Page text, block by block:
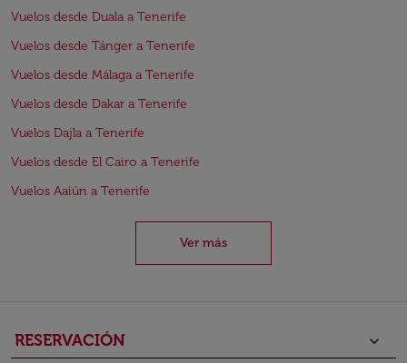
Vuelos desde Duala a Tenerife
Vuelos desde Tánger a Tenerife
Vuelos desde Málaga a Tenerife
Vuelos desde Dakar a Tenerife
Vuelos Dajla a Tenerife
Vuelos desde El Cairo a Tenerife
Vuelos Aaiún a Tenerife
Ver más
RESERVACIÓN keyboard_arrow_down